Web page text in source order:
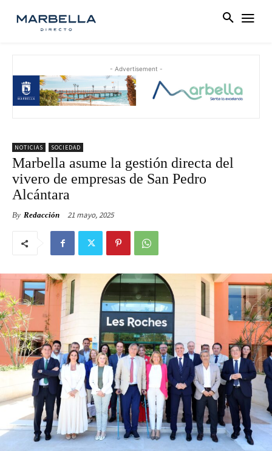
- Advertisement -
NOTICIAS SOCIEDAD
Marbella asume la gestión directa del
vivero de empresas de San Pedro
Alcántara
By Redacción 21 mayo, 2025